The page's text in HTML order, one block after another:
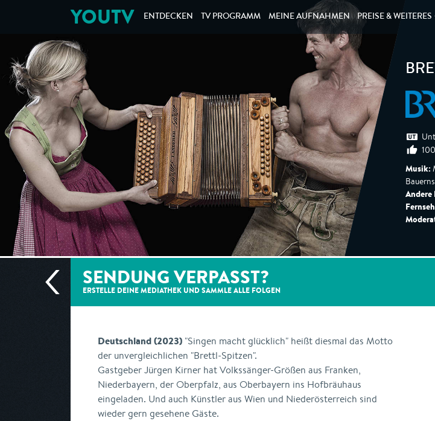
YOUTV ENTDECKEN TV PROGRAMM MEINE AUFNAHMEN PREISE & WEITERES
Musik:
Andere
SENDUNG VERPASST?
ERSTELLE DEINE MEDIATHEK UND SAMMLE ALLE FOLGEN
Deutschland (2023) "Singen macht glücklich" heißt diesmal das Motto
der unvergleichlichen "Brettl-Spitzen".
Gastgeber Jürgen Kirner hat Volkssänger-Größen aus Franken,
Niederbayern, der Oberpfalz, aus Oberbayern ins Hofbräuhaus
eingeladen. Und auch Künstler aus Wien und Niederösterreich sind
wieder gern gesehene Gäste.